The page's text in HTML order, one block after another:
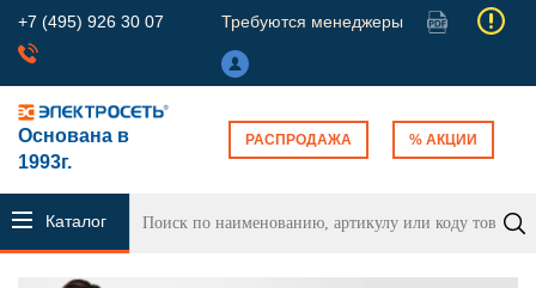
+7 (495) 926 30 07 Требуются менеджеры
Основана в
1993г.
РАСПРОДАЖА % АКЦИИ
Каталог
продукции